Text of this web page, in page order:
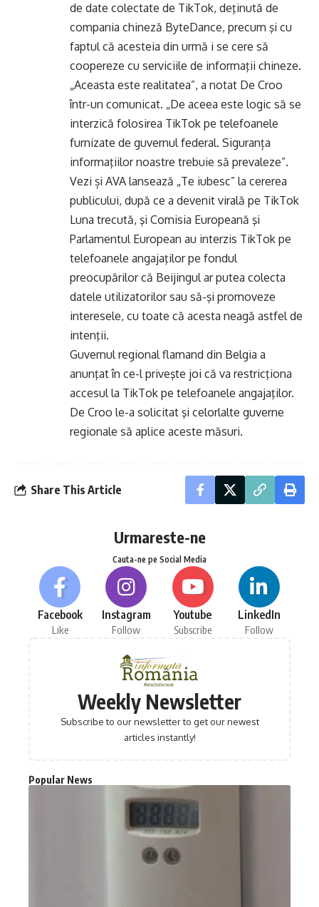
de date colectate de TikTok, deţinută de
compania chineză ByteDance, precum şi cu
faptul că acesteia din urmă i se cere să
coopereze cu serviciile de informaţii chineze.
„Aceasta este realitatea”, a notat De Croo
într-un comunicat. „De aceea este logic să se
interzică folosirea TikTok pe telefoanele
furnizate de guvernul federal. Siguranța
informaţiilor noastre trebuie să prevaleze”.
Vezi și AVA lansează „Te iubesc” la cererea
publicului, după ce a devenit virală pe TikTok
Luna trecută, şi Comisia Europeană şi
Parlamentul European au interzis TikTok pe
telefoanele angajaţilor pe fondul
preocupărilor că Beijingul ar putea colecta
datele utilizatorilor sau să-şi promoveze
interesele, cu toate că acesta neagă astfel de
intenţii.
Guvernul regional flamand din Belgia a
anunţat în ce-l priveşte joi că va restricţiona
accesul la TikTok pe telefoanele angajaţilor.
De Croo le-a solicitat şi celorlalte guverne
regionale să aplice aceste măsuri.
Share This Article
Urmareste-ne
Cauta-ne pe Social Media
Facebook
Like
Instagram
Follow
Youtube
Subscribe
LinkedIn
Follow
Weekly Newsletter
Subscribe to our newsletter to get our newest
articles instantly!
Popular News